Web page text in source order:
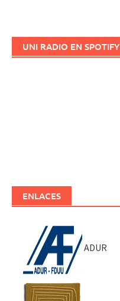
UNI RADIO EN SPOTIFY
ENLACES
ADUR